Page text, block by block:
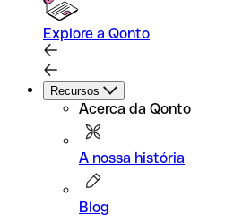
Explore a Qonto
Recursos
Acerca da Qonto
A nossa história
Blog